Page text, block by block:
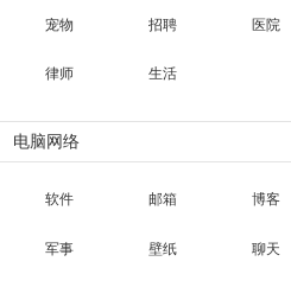
宠物 招聘 医院
律师 生活
电脑网络
软件 邮箱 博客
军事 壁纸 聊天